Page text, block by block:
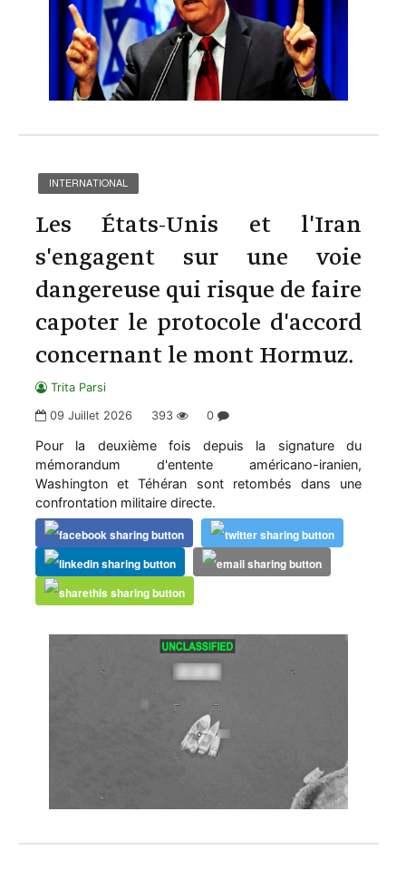
INTERNATIONAL
Les États-Unis et l'Iran
s'engagent sur une voie
dangereuse qui risque de faire
capoter le protocole d'accord
concernant le mont Hormuz.
Trita Parsi
09 Juillet 2026 393 0
Pour la deuxième fois depuis la signature du
mémorandum d'entente américano-iranien,
Washington et Téhéran sont retombés dans une
confrontation militaire directe.